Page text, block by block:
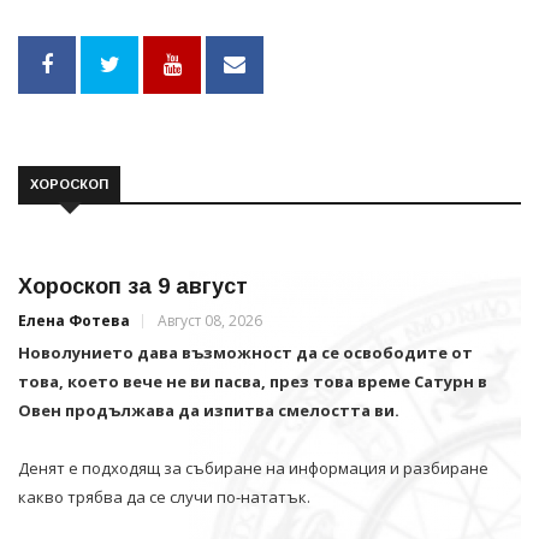
ХОРОСКОП
Хороскоп за 9 август
Елена Фотева Август 08, 2026
Новолунието дава възможност да се освободите от
това, което вече не ви пасва, през това време Сатурн в
Овен продължава да изпитва смелостта ви.
Денят е подходящ за събиране на информация и разбиране
какво трябва да се случи по-нататък.